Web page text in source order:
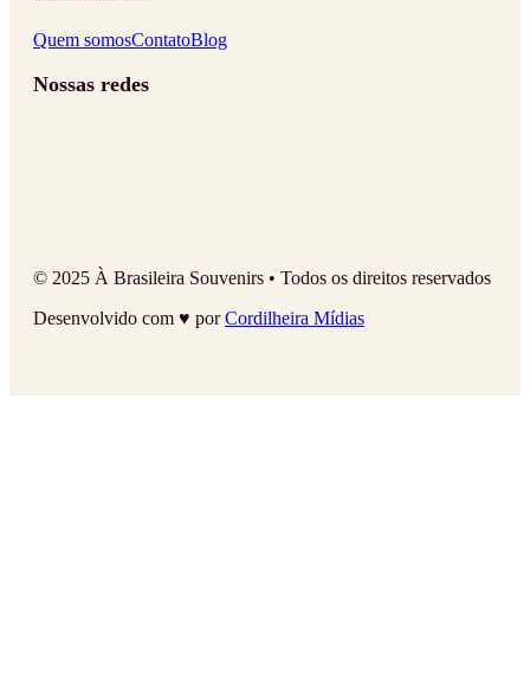
Quem somosContatoBlog
Nossas redes
© 2025 À Brasileira Souvenirs • Todos os direitos reservados
Desenvolvido com ♥ porCordilheira Mídias